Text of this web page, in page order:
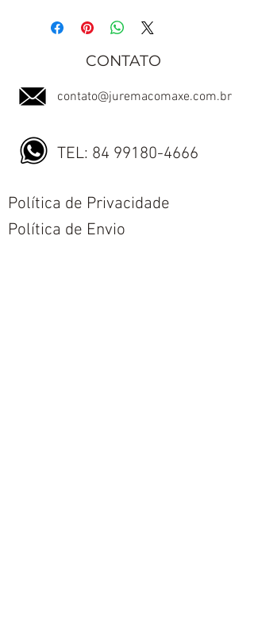
CONTATO
contato@juremacomaxe.com.br
TEL: 84 99180-4666
Política de Privacidade
Política de Envio